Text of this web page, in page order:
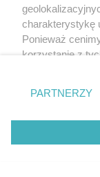
charakterystykę
Ponieważ
korzystanie z
zmienić/
znajdujący się
rodzaje
użytkownika,
przetwarzaniu.
PARTNERZY